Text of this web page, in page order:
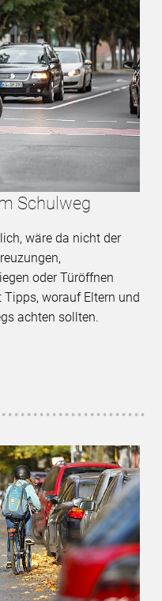
Schulweg
wäre da nicht der
oder Türöffnen
Tipps, worauf Eltern und
achten sollten.